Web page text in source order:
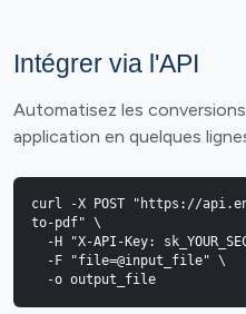
Intégrer via l'API
Automatisez les
application en quelques
curl -X POST "https://
to-pdf" \
  -o output_file